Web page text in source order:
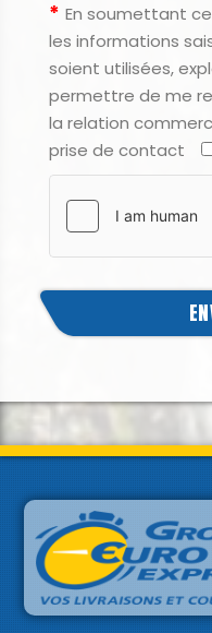
En soumettant
les informations
soient utilisées,
permettre de me
la relation
prise de contact